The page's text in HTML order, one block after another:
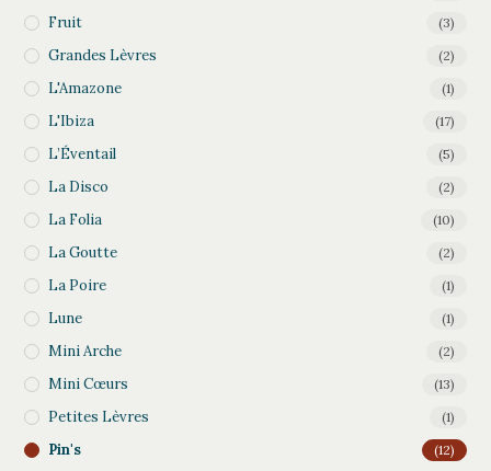
Fruit (3)
Grandes Lèvres (2)
L'Amazone (1)
L'Ibiza (17)
L’Éventail (5)
La Disco (2)
La Folia (10)
La Goutte (2)
La Poire (1)
Lune (1)
Mini Arche (2)
Mini Cœurs (13)
Petites Lèvres (1)
Pin's (12)